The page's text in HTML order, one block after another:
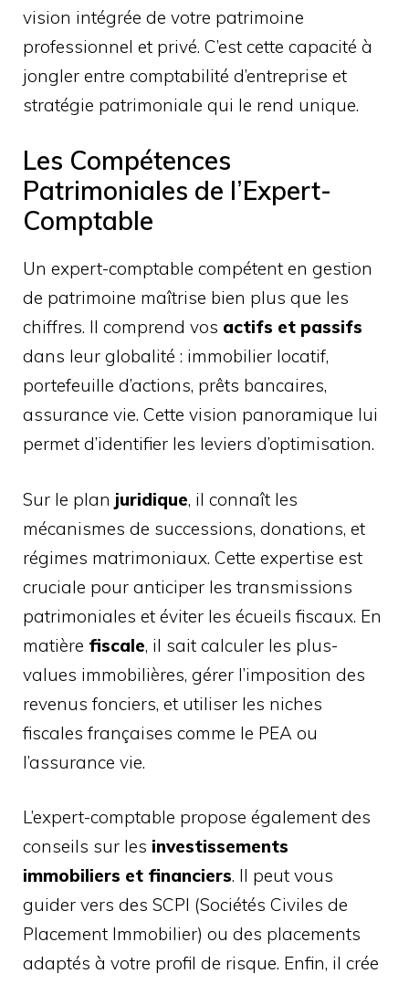
vision intégrée de votre patrimoine
professionnel et privé. C’est cette capacité à
jongler entre comptabilité d’entreprise et
stratégie patrimoniale qui le rend unique.
Les Compétences
Patrimoniales de l’Expert-
Comptable
Un expert-comptable compétent en gestion
de patrimoine maîtrise bien plus que les
chiffres. Il comprend vos actifs et passifs
dans leur globalité : immobilier locatif,
portefeuille d’actions, prêts bancaires,
assurance vie. Cette vision panoramique lui
permet d’identifier les leviers d’optimisation.
Sur le plan juridique, il connaît les
mécanismes de successions, donations, et
régimes matrimoniaux. Cette expertise est
cruciale pour anticiper les transmissions
patrimoniales et éviter les écueils fiscaux. En
matière fiscale, il sait calculer les plus-
values immobilières, gérer l’imposition des
revenus fonciers, et utiliser les niches
fiscales françaises comme le PEA ou
l’assurance vie.
L’expert-comptable propose également des
conseils sur les investissements
immobiliers et financiers. Il peut vous
guider vers des SCPI (Sociétés Civiles de
Placement Immobilier) ou des placements
adaptés à votre profil de risque. Enfin, il crée